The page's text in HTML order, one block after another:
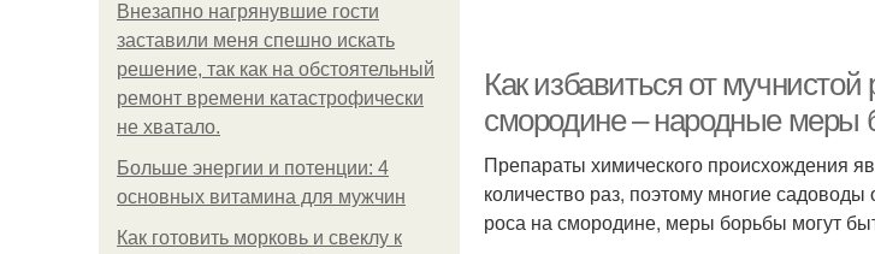
Внезапно нагрянувшие гости
заставили меня спешно искать
решение, так как на обстоятельный
ремонт времени катастрофически
не хватало.
Больше энергии и потенции: 4
основных витамина для мужчин
Как готовить морковь и свеклу к
Как избавиться от
смородине – народные меры
Препараты химического происхождения
количество раз, поэтому многие
роса на смородине, меры борьбы могут